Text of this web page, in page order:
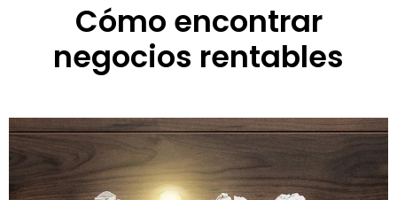
c
a
r
l
Cómo encontrar
negocios rentables